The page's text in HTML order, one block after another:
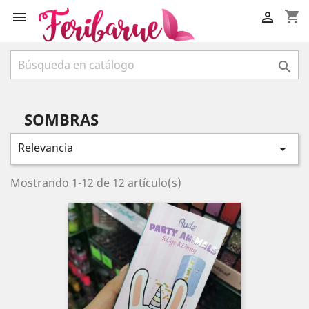
 shopping_cart


SOMBRAS
Relevancia 
Mostrando 1-12 de 12 artículo(s)